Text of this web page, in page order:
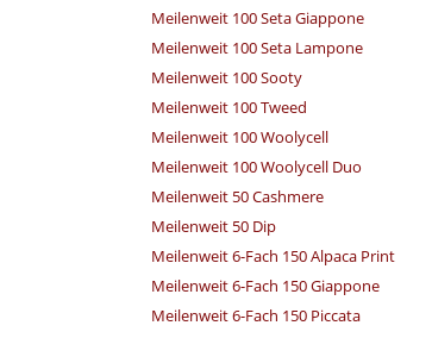
Meilenweit 100 Seta Giappone
Meilenweit 100 Seta Lampone
Meilenweit 100 Sooty
Meilenweit 100 Tweed
Meilenweit 100 Woolycell
Meilenweit 100 Woolycell Duo
Meilenweit 50 Cashmere
Meilenweit 50 Dip
Meilenweit 6-Fach 150 Alpaca Print
Meilenweit 6-Fach 150 Giappone
Meilenweit 6-Fach 150 Piccata